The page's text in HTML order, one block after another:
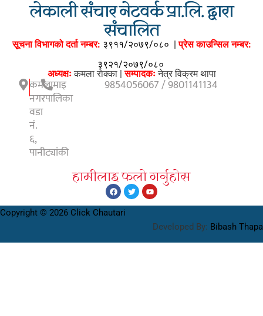
लेकाली संचार नेटवर्क प्रा.लि. द्वारा
संचालित
सूचना विभागको दर्ता नम्बर: ३९११/२०७९/०८० |प्रेस काउन्सिल नम्बर:
३९२१/२०७९/०८०
अध्यक्षःकमला राेक्का |सम्पादकःनेत्र विक्रम थापा
कमलामाइ
नगरपालिका
वडा
नं.
६,
पानीट्यांकी
9854056067 / 9801141134
हामीलाइ फलाे गर्नुहाेस
Copyright © 2026 Click Chautari
Developed By: Bibash Thapa